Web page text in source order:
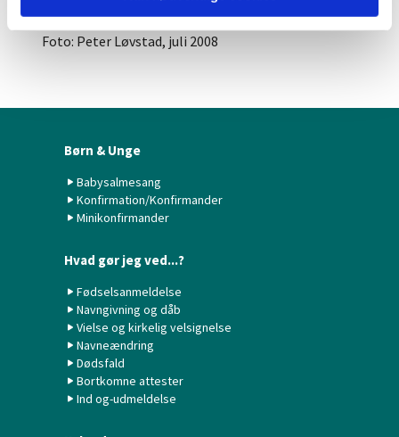
seneste år har gennemgået en større renovering.
Foto: Peter Løvstad, juli 2008
Børn & Unge
Babysalmesang
Konfirmation/Konfirmander
Minikonfirmander
Hvad gør jeg ved...?
Fødselsanmeldelse
Navngivning og dåb
Vielse og kirkelig velsignelse
Navneændring
Dødsfald
Bortkomne attester
Ind og-udmeldelse